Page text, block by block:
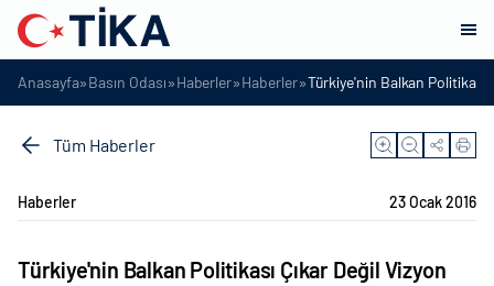
Anasayfa»Basın Odası»Haberler»Haberler»Türkiye'nin Balkan Politikası
Tüm Haberler
Haberler 23 Ocak 2016
Türkiye'nin Balkan Politikası Çıkar Değil Vizyon